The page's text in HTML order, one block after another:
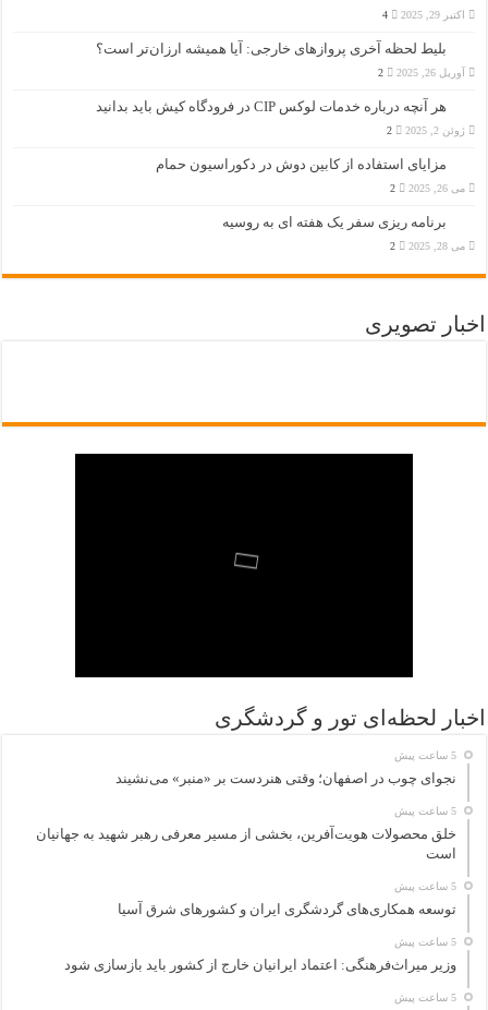
اکتبر 29, 2025 4
بلیط لحظه آخری پروازهای خارجی: آیا همیشه ارزان‌تر است؟
آوریل 26, 2025 2
هر آنچه درباره خدمات لوکس CIP در فرودگاه‌ کیش باید بدانید
ژوئن 2, 2025 2
مزایای استفاده از کابین دوش در دکوراسیون حمام
می 26, 2025 2
برنامه ریزی سفر یک هفته ای به روسیه
می 28, 2025 2
اخبار تصویری
اخبار لحظه‌ای تور و گردشگری
5 ساعت پیش
نجوای چوب در اصفهان؛ وقتی هنردست بر «منبر» می‌نشیند
5 ساعت پیش
خلق محصولات هویت‌آفرین، بخشی از مسیر معرفی رهبر شهید به جهانیان
است
5 ساعت پیش
توسعه همکاری‌های گردشگری ایران و کشورهای شرق آسیا
5 ساعت پیش
وزیر میراث‌فرهنگی: اعتماد ایرانیان خارج از کشور باید بازسازی شود
5 ساعت پیش